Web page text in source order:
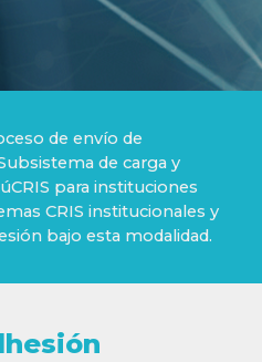
de envío de
de carga y
para instituciones
CRIS institucionales y
bajo esta modalidad.